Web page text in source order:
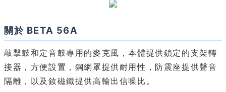
關於 BETA 56A
敲擊鼓和定音鼓專用的麥克風，本體提供鎖定的支架轉
接器，方便設置，鋼網罩提供耐用性，防震座提供聲音
隔離，以及釹磁鐵提供高輸出信噪比。